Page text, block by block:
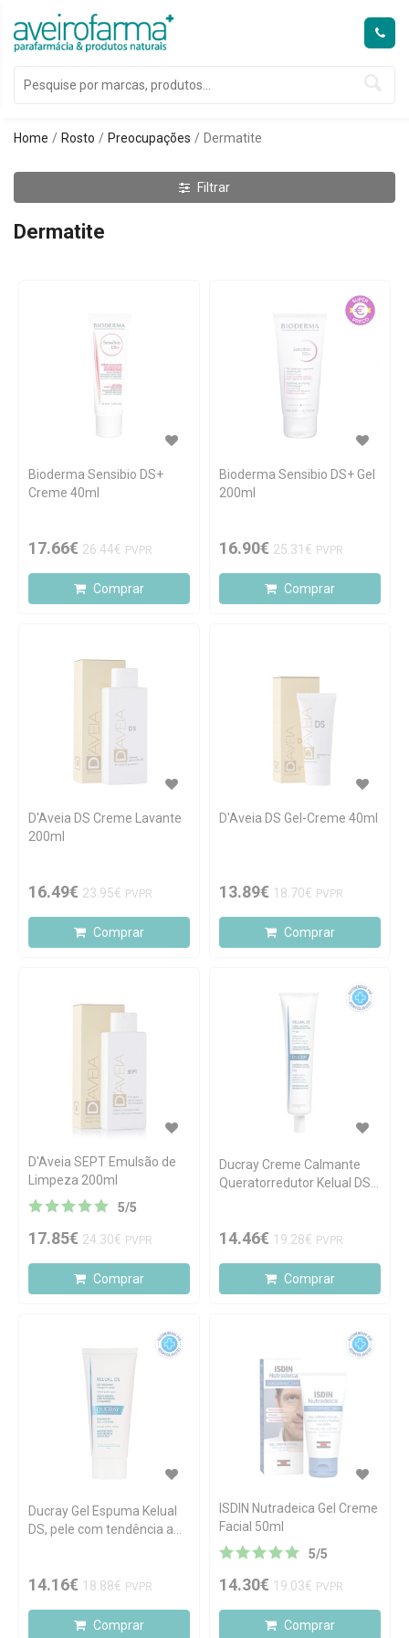
Home Rosto Preocupações Dermatite
Filtrar
Dermatite
Bioderma Sensibio DS+
Creme 40ml
17.66€ 26.44€ PVPR
Comprar
Bioderma Sensibio DS+ Gel
200ml
16.90€ 25.31€ PVPR
Comprar
D'Aveia DS Creme Lavante
200ml
16.49€ 23.95€ PVPR
Comprar
D'Aveia DS Gel-Creme 40ml
13.89€ 18.70€ PVPR
Comprar
D'Aveia SEPT Emulsão de
Limpeza 200ml
5/5
17.85€ 24.30€ PVPR
Comprar
Ducray Creme Calmante
Queratorredutor Kelual DS,
14.46€ 19.28€ PVPR
Comprar
Ducray Gel Espuma Kelual
DS, pele com tendência a
14.16€ 18.88€ PVPR
Comprar
ISDIN Nutradeica Gel Creme
Facial 50ml
5/5
14.30€ 19.03€ PVPR
Comprar